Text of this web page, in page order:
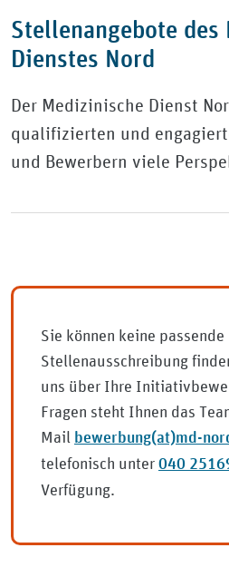
Stellenangebote des
Dienstes Nord
Der Medizinische Dienst
qualifizierten und
und Bewerbern viele
Sie können keine passende
Stellenausschreibung
uns über Ihre
Fragen steht Ihnen das
Mail bewerbung(at)md-
telefonisch unter040
Verfügung.